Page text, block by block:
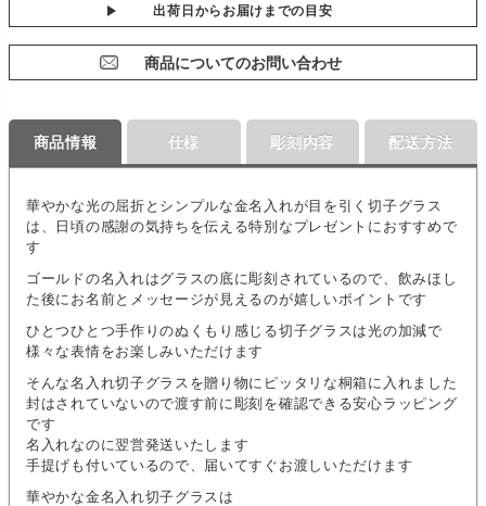
出荷日からお届けまでの目安
商品についてのお問い合わせ
商品情報
華やかな光の屈折とシンプルな金名入れが目を引く切子グラス
は、日頃の感謝の気持ちを伝える特別なプレゼントにおすすめで
す
ゴールドの名入れはグラスの底に彫刻されているので、飲みほし
た後にお名前とメッセージが見えるのが嬉しいポイントです
ひとつひとつ手作りのぬくもり感じる切子グラスは光の加減で
様々な表情をお楽しみいただけます
そんな名入れ切子グラスを贈り物にピッタリな桐箱に入れました
封はされていないので渡す前に彫刻を確認できる安心ラッピング
です
名入れなのに翌営発送いたします
手提げも付いているので、届いてすぐお渡しいただけます
華やかな金名入れ切子グラスは
仕様 彫刻内容 配送方法